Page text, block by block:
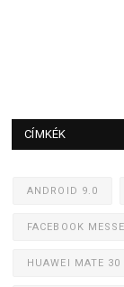
CÍMKÉK
ANDROID 9.0
FACEBOOK
HUAWEI MATE 30